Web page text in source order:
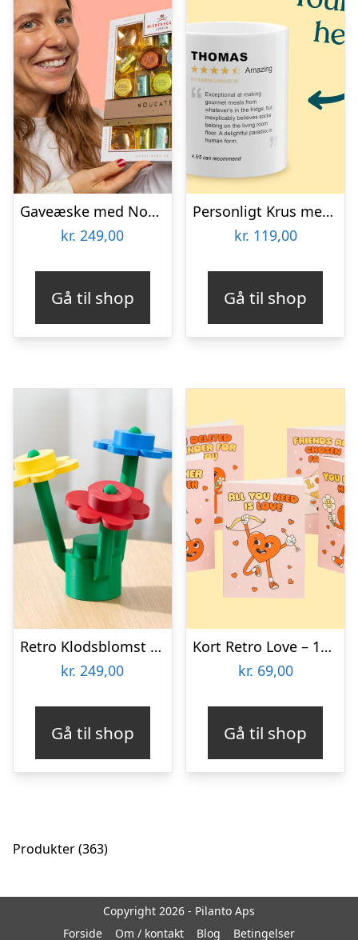
Gaveæske med Nougat – Niederegger
kr. 249,00
Gå til shop
Personligt Krus med Positiv Bedømmelse
kr. 119,00
Gå til shop
Retro Klodsblomst – Stor
kr. 249,00
Gå til shop
Kort Retro Love – 10-pak
kr. 69,00
Gå til shop
Produkter 363363
Copyright 2026 - Pilanto Aps
Forside
Om / kontakt Blog Betingelser